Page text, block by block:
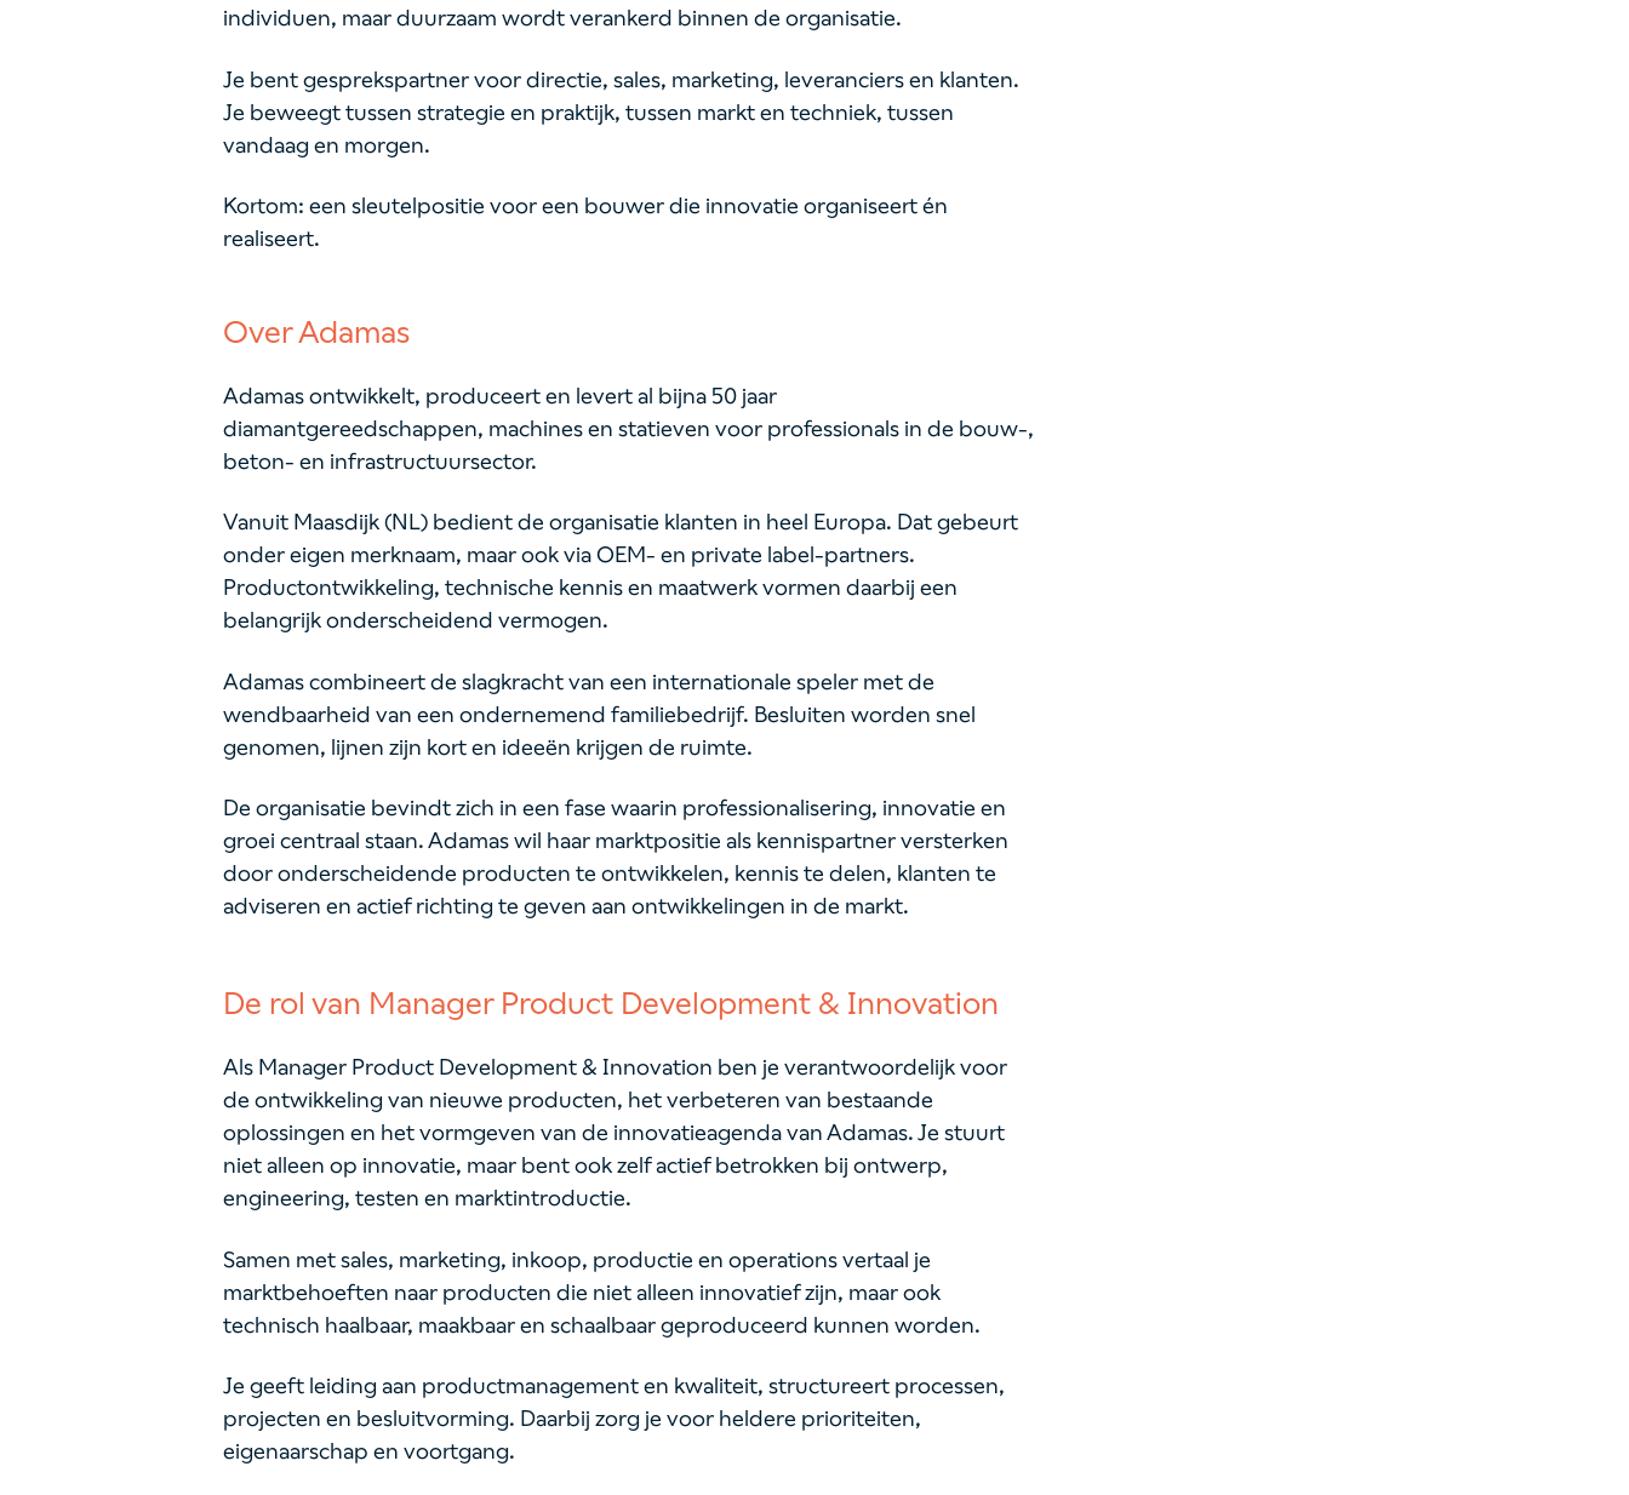
individuen, maar duurzaam wordt verankerd binnen de organisatie.
Je bent gesprekspartner voor directie, sales, marketing, leveranciers en klanten.
Je beweegt tussen strategie en praktijk, tussen markt en techniek, tussen
vandaag en morgen.
Kortom: een sleutelpositie voor een bouwer die innovatie organiseert én
realiseert.
Over Adamas
Adamas ontwikkelt, produceert en levert al bijna 50 jaar
diamantgereedschappen, machines en statieven voor professionals in de bouw-,
beton- en infrastructuursector.
Vanuit Maasdijk (NL) bedient de organisatie klanten in heel Europa. Dat gebeurt
onder eigen merknaam, maar ook via OEM- en private label-partners.
Productontwikkeling, technische kennis en maatwerk vormen daarbij een
belangrijk onderscheidend vermogen.
Adamas combineert de slagkracht van een internationale speler met de
wendbaarheid van een ondernemend familiebedrijf. Besluiten worden snel
genomen, lijnen zijn kort en ideeën krijgen de ruimte.
De organisatie bevindt zich in een fase waarin professionalisering, innovatie en
groei centraal staan. Adamas wil haar marktpositie als kennispartner versterken
door onderscheidende producten te ontwikkelen, kennis te delen, klanten te
adviseren en actief richting te geven aan ontwikkelingen in de markt.
De rol van Manager Product Development & Innovation
Als Manager Product Development & Innovation ben je verantwoordelijk voor
de ontwikkeling van nieuwe producten, het verbeteren van bestaande
oplossingen en het vormgeven van de innovatieagenda van Adamas. Je stuurt
niet alleen op innovatie, maar bent ook zelf actief betrokken bij ontwerp,
engineering, testen en marktintroductie.
Samen met sales, marketing, inkoop, productie en operations vertaal je
marktbehoeften naar producten die niet alleen innovatief zijn, maar ook
technisch haalbaar, maakbaar en schaalbaar geproduceerd kunnen worden.
Je geeft leiding aan productmanagement en kwaliteit, structureert processen,
projecten en besluitvorming. Daarbij zorg je voor heldere prioriteiten,
eigenaarschap en voortgang.